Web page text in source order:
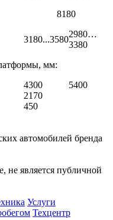
8180
3180...3580
2980…
3380
мм:
4300
5400
2170
450
автомобилей бренда
не является публичной
Услуги
Техцентр